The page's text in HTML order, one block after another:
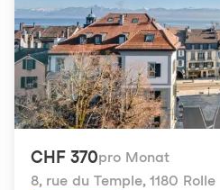
CHF 370pro Monat
8, rue du Temple, 1180 Rolle